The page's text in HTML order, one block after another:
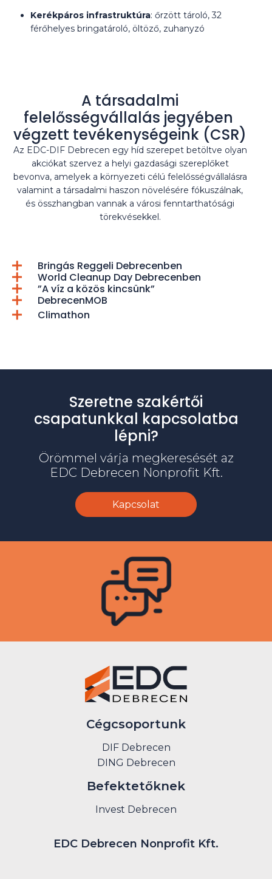
Kerékpáros infrastruktúra: őrzött tároló, 32
férőhelyes bringatároló, öltöző, zuhanyzó
A társadalmi
felelősségvállalás jegyében
végzett tevékenységeink (CSR)
Az EDC-DIF Debrecen egy híd szerepet betöltve olyan
akciókat szervez a helyi gazdasági szereplőket
bevonva, amelyek a környezeti célú felelősségvállalásra
valamint a társadalmi haszon növelésére fókuszálnak,
és összhangban vannak a városi fenntarthatósági
törekvésekkel.
Bringás Reggeli Debrecenben
World Cleanup Day Debrecenben
”A víz a közös kincsünk”
DebrecenMOB
Climathon
Szeretne szakértői
csapatunkkal kapcsolatba
lépni?
Örömmel várja megkeresését az
EDC Debrecen Nonprofit Kft.
Kapcsolat
Cégcsoportunk
DIF Debrecen
DING Debrecen
Befektetőknek
Invest Debrecen
EDC Debrecen Nonprofit Kft.